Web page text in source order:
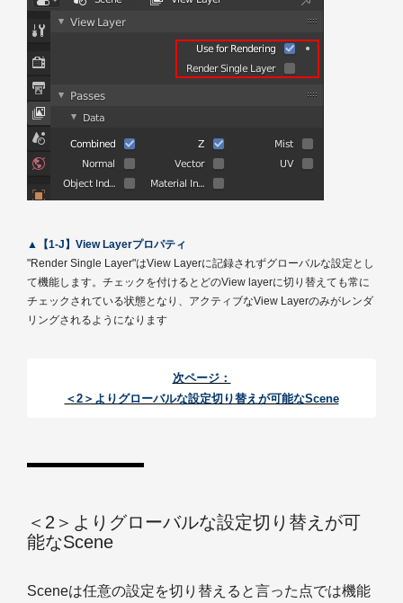
▲【1-J】View Layerプロパティ
"Render Single Layer"はView Layerに記録されずグローバルな設定とし
て機能します。チェックを付けるとどのView layerに切り替えても常に
チェックされている状態となり、アクティブなView Layerのみがレンダ
リングされるようになります
次ページ：
＜2＞よりグローバルな設定切り替えが可能なScene
＜2＞よりグローバルな設定切り替えが可
能なScene
Sceneは任意の設定を切り替えると言った点では機能